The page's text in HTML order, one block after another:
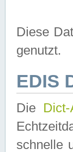
Diese
genutzt.
EDIS
Die Dict-
schnelle